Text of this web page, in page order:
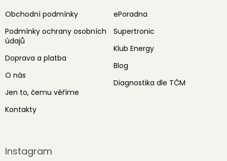
Obchodní podmínky
Podmínky ochrany osobních
údajů
Doprava a platba
O nás
Jen to, čemu věříme
Kontakty
ePoradna
Supertronic
Klub Energy
Blog
Diagnostika dle TČM
Instagram